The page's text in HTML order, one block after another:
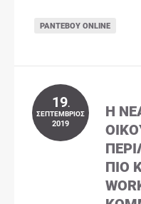
ΡΑΝΤΕΒΟΎ ONLINE
19.
ΣΕΠΤΈΜΒΡΙΟΣ
2019
Η
ΠΙΟ